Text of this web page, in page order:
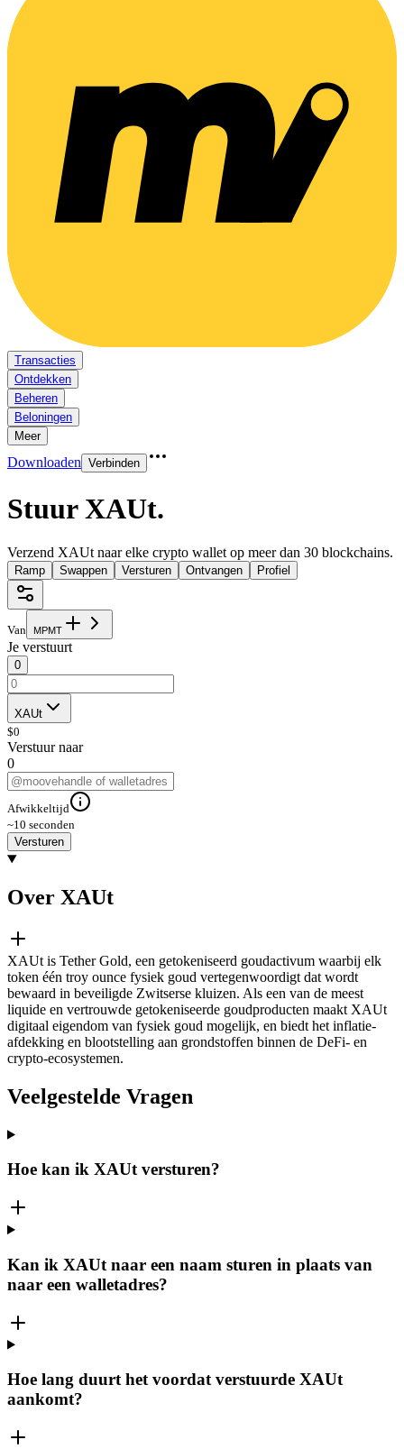
Transacties
Ontdekken
Beheren
Beloningen
Meer
Downloaden Verbinden
Stuur XAUt.
Verzend XAUt naar elke crypto wallet op meer dan 30 blockchains.
Ramp Swappen Versturen Ontvangen Profiel
Van MPMT
Je verstuurt
0
XAUt
$0
Verstuur naar
0
Afwikkeltijd
~10 seconden
Versturen
Over XAUt
XAUt is Tether Gold, een getokeniseerd goudactivum waarbij elk
token één troy ounce fysiek goud vertegenwoordigt dat wordt
bewaard in beveiligde Zwitserse kluizen. Als een van de meest
liquide en vertrouwde getokeniseerde goudproducten maakt XAUt
digitaal eigendom van fysiek goud mogelijk, en biedt het inflatie-
afdekking en blootstelling aan grondstoffen binnen de DeFi- en
crypto-ecosystemen.
Veelgestelde Vragen
Hoe kan ik XAUt versturen?
Kan ik XAUt naar een naam sturen in plaats van
naar een walletadres?
Hoe lang duurt het voordat verstuurde XAUt
aankomt?